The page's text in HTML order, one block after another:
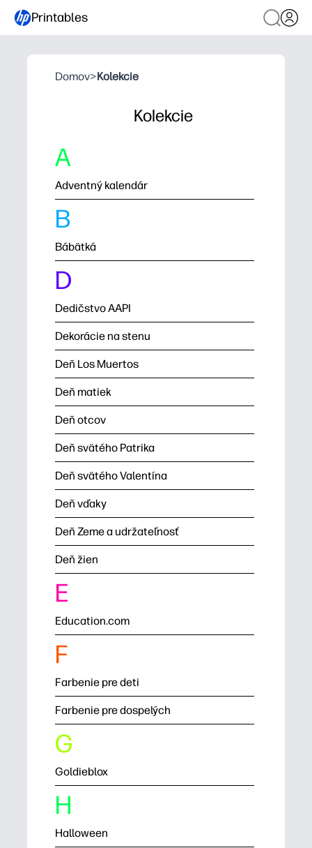
Printables
Domov>Kolekcie
Kolekcie
A
Adventný kalendár
B
Bábätká
D
Dedičstvo AAPI
Dekorácie na stenu
Deň Los Muertos
Deň matiek
Deň otcov
Deň svätého Patrika
Deň svätého Valentína
Deň vďaky
Deň Zeme a udržateľnosť
Deň žien
E
Education.com
F
Farbenie pre deti
Farbenie pre dospelých
G
Goldieblox
H
Halloween